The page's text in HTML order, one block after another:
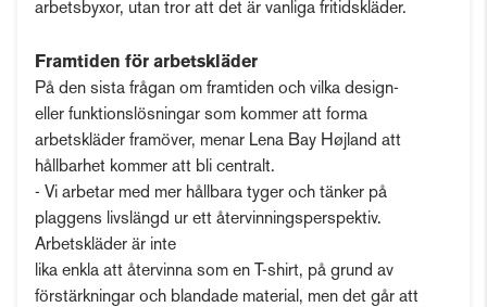
arbetsbyxor, utan tror att det är vanliga fritidskläder.
Framtiden för arbetskläder
På den sista frågan om framtiden och vilka design-
eller funktionslösningar som kommer att forma
arbetskläder framöver, menar Lena Bay Højland att
hållbarhet kommer att bli centralt.
- Vi arbetar med mer hållbara tyger och tänker på
plaggens livslängd ur ett återvinningsperspektiv.
Arbetskläder är inte
lika enkla att återvinna som en T-shirt, på grund av
förstärkningar och blandade material, men det går att